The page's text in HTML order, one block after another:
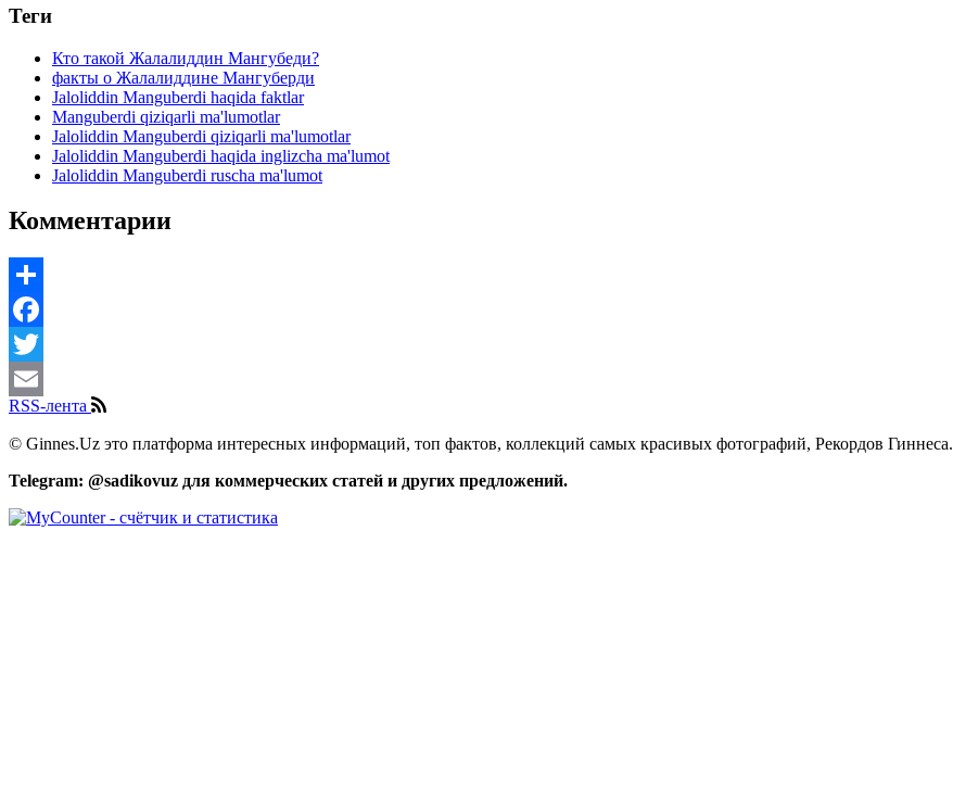
Теги
Кто такой Жалалиддин Мангубеди?
факты о Жалалиддине Мангуберди
Jaloliddin Manguberdi haqida faktlar
Manguberdi qiziqarli ma'lumotlar
Jaloliddin Manguberdi qiziqarli ma'lumotlar
Jaloliddin Manguberdi haqida inglizcha ma'lumot
Jaloliddin Manguberdi ruscha ma'lumot
Комментарии
Share
Facebook
Twitter
Email
RSS-лента
© Ginnes.Uz это платформа интересных информаций, топ фактов, коллекций самых красивых фотографий, Рекордов Гиннеса.
Telegram: @sadikovuz для коммерческих статей и других предложений.